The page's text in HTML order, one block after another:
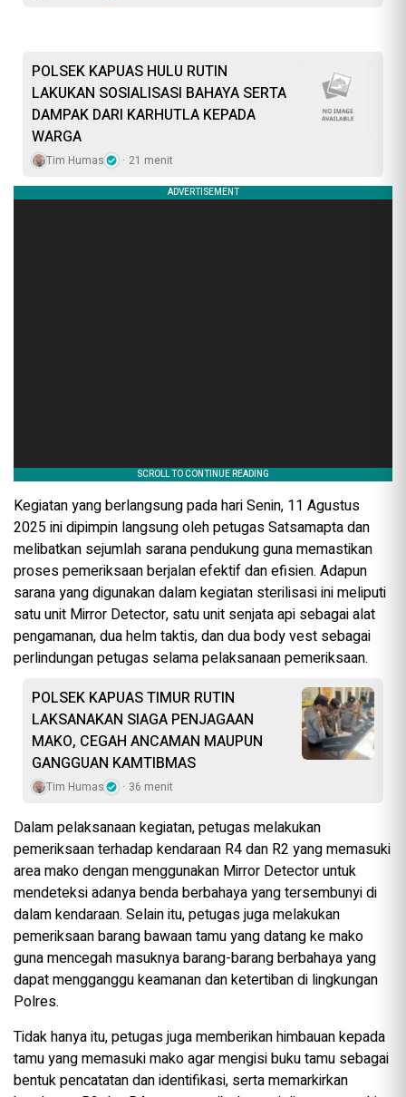
POLSEK KAPUAS HULU RUTIN
LAKUKAN SOSIALISASI BAHAYA SERTA
DAMPAK DARI KARHUTLA KEPADA
WARGA
Tim Humas 21 menit
Kegiatan yang berlangsung pada hari Senin, 11 Agustus
2025 ini dipimpin langsung oleh petugas Satsamapta dan
melibatkan sejumlah sarana pendukung guna memastikan
proses pemeriksaan berjalan efektif dan efisien. Adapun
sarana yang digunakan dalam kegiatan sterilisasi ini meliputi
satu unit Mirror Detector, satu unit senjata api sebagai alat
pengamanan, dua helm taktis, dan dua body vest sebagai
perlindungan petugas selama pelaksanaan pemeriksaan.
POLSEK KAPUAS TIMUR RUTIN
LAKSANAKAN SIAGA PENJAGAAN
MAKO, CEGAH ANCAMAN MAUPUN
GANGGUAN KAMTIBMAS
Tim Humas 36 menit
Dalam pelaksanaan kegiatan, petugas melakukan
pemeriksaan terhadap kendaraan R4 dan R2 yang memasuki
area mako dengan menggunakan Mirror Detector untuk
mendeteksi adanya benda berbahaya yang tersembunyi di
dalam kendaraan. Selain itu, petugas juga melakukan
pemeriksaan barang bawaan tamu yang datang ke mako
guna mencegah masuknya barang-barang berbahaya yang
dapat mengganggu keamanan dan ketertiban di lingkungan
Polres.
Tidak hanya itu, petugas juga memberikan himbauan kepada
tamu yang memasuki mako agar mengisi buku tamu sebagai
bentuk pencatatan dan identifikasi, serta memarkirkan